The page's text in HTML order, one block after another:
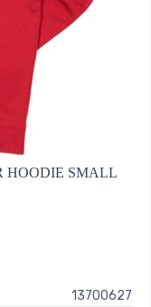
HOODIE SMALL
13700627